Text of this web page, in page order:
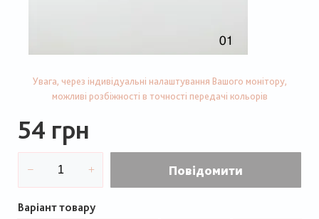
Увага, через індивідуальні налаштування Вашого монітору,
можливі розбіжності в точності передачі кольорів
54 грн
Повідомити
Варіант товару